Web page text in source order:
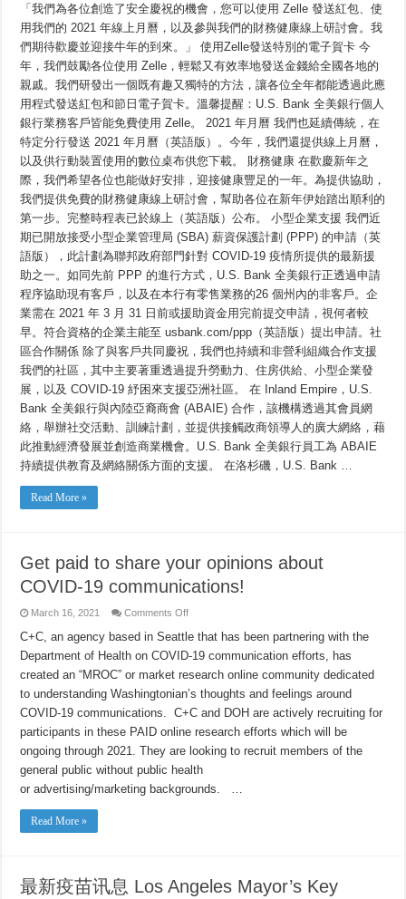
限
可
能
與
機
會，
令
人
待。
在
U.S.
Bank
全
美
銀
行，
我
提
供
一
些
機
會
各
位
全
慶
祝
新
年。
「我們為各位創造了安全慶祝的機會，您可以使用 Zelle 發送紅包、使
用我們的 2021 年線上月曆，以及參與我們的財務健康線上研討會。我
們期待歡慶並迎接牛年的到來。」 使用Zelle發送特別的電子賀卡 今
年，我們鼓勵各位使用 Zelle，輕鬆又有效率地發送金錢給全國各地的
親戚。我們研發出一個既有趣又獨特的方法，讓各位全年都能透過此應
用程式發送紅包和節日電子賀卡。溫馨提醒：U.S. Bank 全美銀行個人
銀行業務客戶皆能免費使用 Zelle。 2021 年月曆 我們也延續傳統，在
特定分行發送 2021 年月曆（英語版）。今年，我們還提供線上月曆，
以及供行動裝置使用的數位桌布供您下載。 財務健康 在歡慶新年之
際，我們希望各位也能做好安排，迎接健康豐足的一年。為提供協助，
我們提供免費的財務健康線上研討會，幫助各位在新年伊始踏出順利的
第一步。完整時程表已於線上（英語版）公布。 小型企業支援 我們近
期已開放接受小型企業管理局 (SBA) 薪資保護計劃 (PPP) 的申請（英
語版），此計劃為聯邦政府部門針對 COVID-19 疫情所提供的最新援
助之一。如同先前 PPP 的進行方式，U.S. Bank 全美銀行正透過申請
程序協助現有客戶，以及在本行有零售業務的26 個州內的非客戶。企
業需在 2021 年 3 月 31 日前或援助資金用完前提交申請，視何者較
早。符合資格的企業主能至 usbank.com/ppp（英語版）提出申請。社
區合作關係 除了與客戶共同慶祝，我們也持續和非營利組織合作支援
我們的社區，其中主要著重透過提升勞動力、住房供給、小型企業發
展，以及 COVID-19 紓困來支援亞洲社區。 在 Inland Empire，U.S.
Bank 全美銀行與內陸亞裔商會 (ABAIE) 合作，該機構透過其會員網
絡，舉辦社交活動、訓練計劃，並提供接觸政商領導人的廣大網絡，藉
此推動經濟發展並創造商業機會。U.S. Bank 全美銀行員工為 ABAIE
持續提供教育及網絡關係方面的支援。 在洛杉磯，U.S. Bank …
Read More »
Get paid to share your opinions about
COVID-19 communications!
March 16, 2021 Comments Offon
paid
to
share
opinions
about
COVID-
19
communications!
C+C, an agency based in Seattle that has been partnering with the
Department of Health on COVID-19 communication efforts, has
created an “MROC” or market research online community dedicated
to understanding Washingtonian’s thoughts and feelings around
COVID-19 communications. C+C and DOH are actively recruiting for
participants in these PAID online research efforts which will be
ongoing through 2021. They are looking to recruit members of the
general public without public health
or advertising/marketing backgrounds. …
Read More »
最新疫苗讯息 Los Angeles Mayor’s Key